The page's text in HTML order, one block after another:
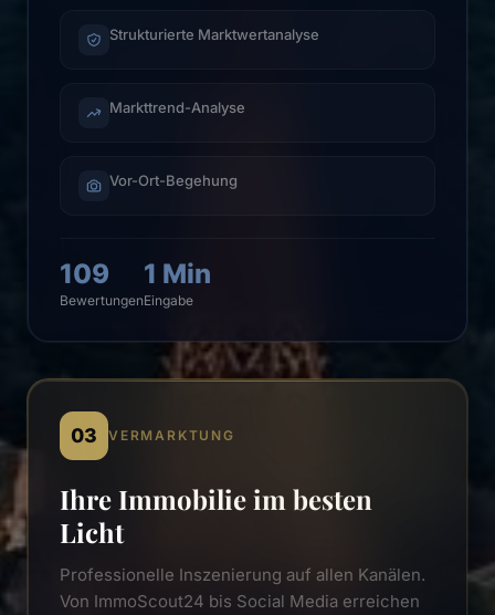
Strukturierte Marktwertanalyse
Markttrend-Analyse
Vor-Ort-Begehung
109
Bewertungen
1 Min
Eingabe
03 VERMARKTUNG
Ihre Immobilie im besten
Licht
Professionelle Inszenierung auf allen Kanälen.
Von ImmoScout24 bis Social Media erreichen